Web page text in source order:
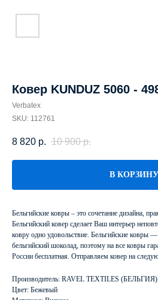
Ковер KUNDUZ 5060 -
Verbatex
SKU: 112761
8 820 р. 10 900 р.
В КОРЗИНУ
Бельгийские ковры – это сочетание дизайна,
Бельгийский ковер сделает Ваш интерьер
ковру одно удовольствие. Бельгийские ковры —
бельгийский шоколад, поэтому на все ковры
России бесплатная. Отправляем ковер на
Производитель: RAVEL TEXTILES (БЕЛЬГИЯ)
Цвет: Бежевый